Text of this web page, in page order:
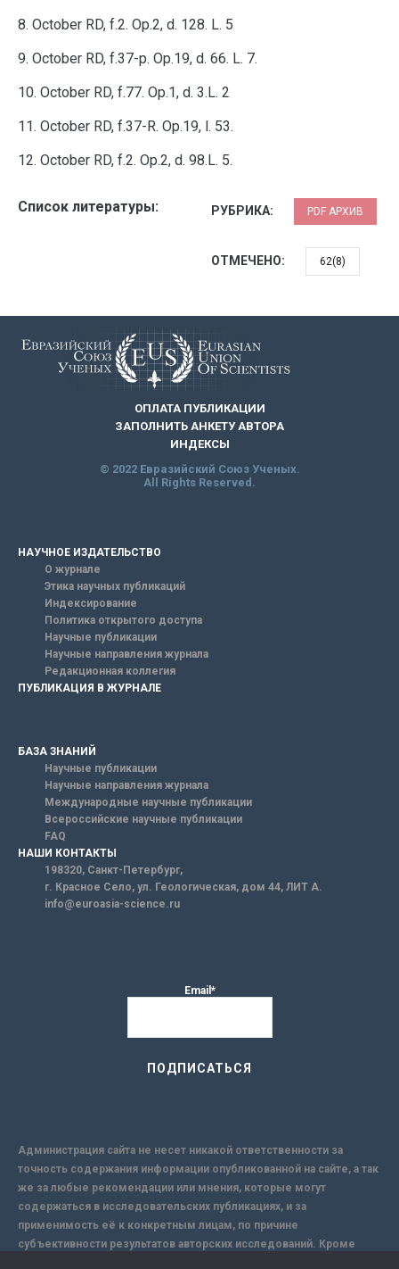
8. October RD, f.2. Op.2, d. 128. L. 5
9. October RD, f.37-p. Op.19, d. 66. L. 7.
10. October RD, f.77. Op.1, d. 3.L. 2
11. October RD, f.37-R. Op.19, l. 53.
12. October RD, f.2. Op.2, d. 98.L. 5.
Список литературы: РУБРИКА: PDF АРХИВ
ОТМЕЧЕНО: 62(8)
ОПЛАТА ПУБЛИКАЦИИ
ЗАПОЛНИТЬ АНКЕТУ АВТОРА
ИНДЕКСЫ
© 2022 Евразийский Союз Ученых.
All Rights Reserved.
НАУЧНОЕ ИЗДАТЕЛЬСТВО
О журнале
Этика научных публикаций
Индексирование
Политика открытого доступа
Научные публикации
Научные направления журнала
Редакционная коллегия
ПУБЛИКАЦИЯ В ЖУРНАЛЕ
БАЗА ЗНАНИЙ
Научные публикации
Научные направления журнала
Международные научные публикации
Всероссийские научные публикации
FAQ
НАШИ КОНТАКТЫ
198320, Санкт-Петербург,
г. Красное Село, ул. Геологическая, дом 44, ЛИТ А.
info@euroasia-science.ru
Email*
Администрация сайта не несет никакой ответственности за
точность содержания информации опубликованной на сайте, а так
же за любые рекомендации или мнения, которые могут
содержаться в исследовательских публикациях, и за
применимость её к конкретным лицам, по причине
субъективности результатов авторских исследований. Кроме